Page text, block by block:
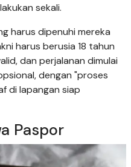
sekali.
harus dipenuhi mereka
harus berusia 18 tahun
dan perjalanan dimulai
dengan "proses
di lapangan siap
Paspor